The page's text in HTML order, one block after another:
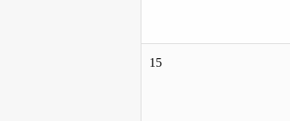
15